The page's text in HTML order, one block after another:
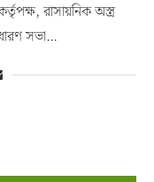
রাসায়নিক অস্ত্র
সভা…